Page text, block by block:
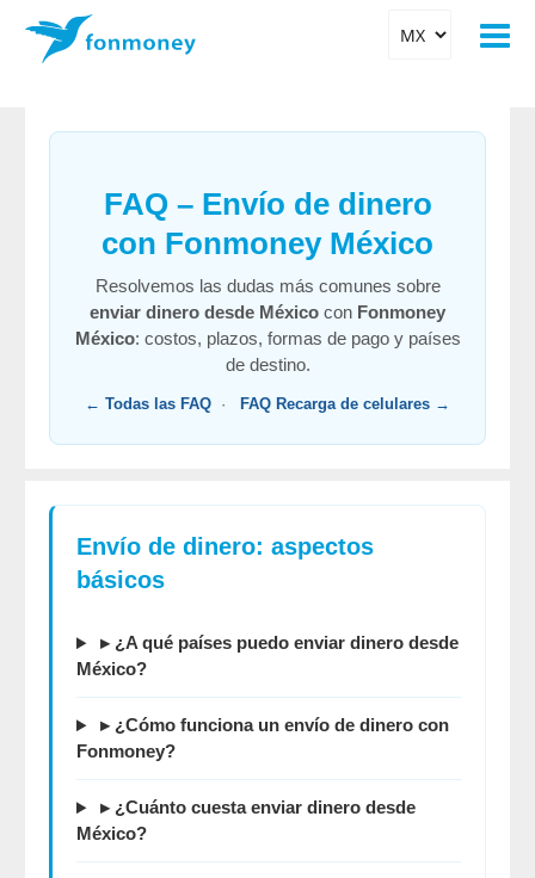
FAQ – Envío de dinero
con Fonmoney México
Resolvemos las dudas más comunes sobre
enviar dinero desde México con Fonmoney
México: costos, plazos, formas de pago y países
de destino.
← Todas las FAQ · FAQ Recarga de celulares →
Envío de dinero: aspectos
básicos
▸ ¿A qué países puedo enviar dinero desde
México?
▸ ¿Cómo funciona un envío de dinero con
Fonmoney?
▸ ¿Cuánto cuesta enviar dinero desde
México?